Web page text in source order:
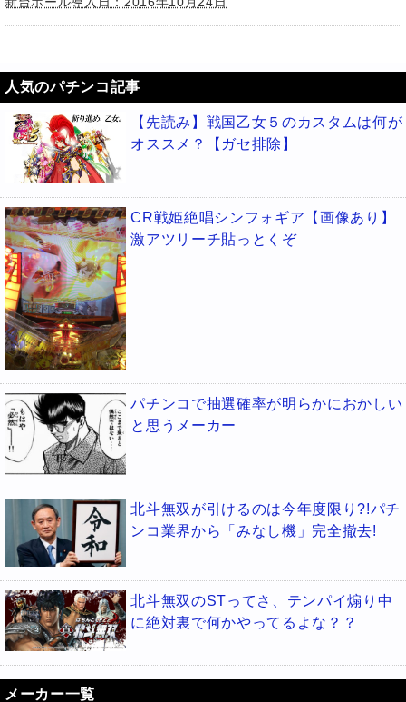
人気のパチンコ記事
【先読み】戦国乙女５のカスタムは何が
オススメ？【ガセ排除】
CR戦姫絶唱シンフォギア【画像あり】
激アツリーチ貼っとくぞ
パチンコで抽選確率が明らかにおかしい
と思うメーカー
北斗無双が引けるのは今年度限り?!パチ
ンコ業界から「みなし機」完全撤去!
北斗無双のSTってさ、テンパイ煽り中
に絶対裏で何かやってるよな？？
メーカー一覧